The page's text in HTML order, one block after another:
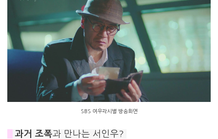
SBS 여우각시별 방송화면
과거 조폭과 만나는 서인우?